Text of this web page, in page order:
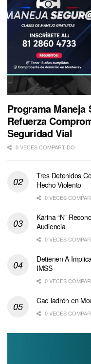
Programa Maneja
Refuerza
Seguridad Vial
0 VECES COMPARTIDO
Tres Detenidos
Hecho Violento
0 VECES
Karina “N”
Audiencia
0 VECES
Detienen A
IMSS
0 VECES
Cae ladrón en
0 VECES